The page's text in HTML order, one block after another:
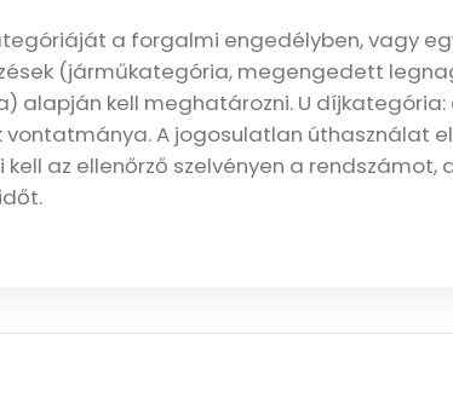
a forgalmi engedélyben, vagy
(járműkategória, megengedett
alapján kell meghatározni. U
A jogosulatlan úthasználat
kell az ellenőrző szelvényen a